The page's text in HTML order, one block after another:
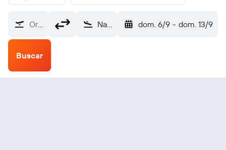
Origen Navoiy (NVI) dom. 6/9 - dom. 13/9
Buscar